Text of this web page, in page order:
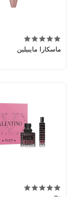
ماسكارا مايبيلين